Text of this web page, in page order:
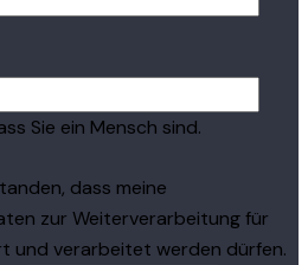
Sie ein Mensch sind.
dass meine
zur Weiterverarbeitung für
und verarbeitet werden dürfen.